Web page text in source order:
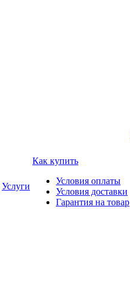
Услуги
Как купить
Условия оплаты
Условия доставки
Гарантия на товар